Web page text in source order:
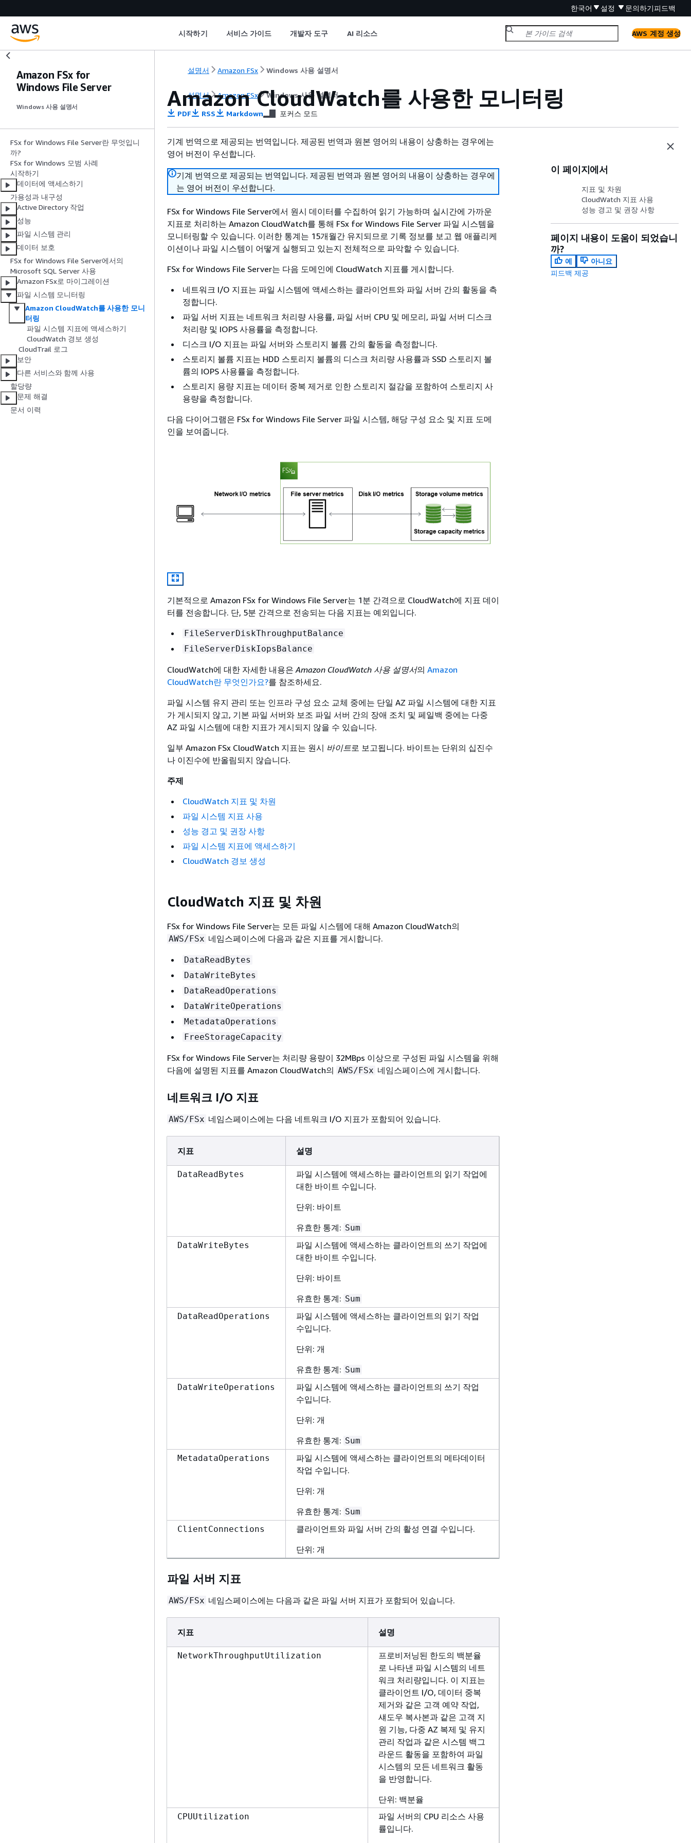
한국어 설정 문의하기피드백
시작하기 서비스 가이드 개발자 도구 AI 리소스 AWS 계정 생성
Amazon FSx for
Windows File Server
Windows 사용 설명서
FSx for Windows File Server란 무엇입니
까?
FSx for Windows 모범 사례
시작하기
데이터에 액세스하기
가용성과 내구성
Active Directory 작업
성능
파일 시스템 관리
데이터 보호
FSx for Windows File Server에서의
Microsoft SQL Server 사용
Amazon FSx로 마이그레이션
파일 시스템 모니터링
Amazon CloudWatch를 사용한 모니
터링
파일 시스템 지표에 액세스하기
CloudWatch 경보 생성
CloudTrail 로그
보안
다른 서비스와 함께 사용
할당량
문제 해결
문서 이력
설명서 Amazon FSx Windows 사용 설명서
설명서 Amazon FSx Windows 사용 설명서
Amazon CloudWatch를 사용한 모니터링
PDF RSS Markdown 포커스 모드
기계 번역으로 제공되는 번역입니다. 제공된 번역과 원본 영어의 내용이 상충하는 경우에는
영어 버전이 우선합니다.
기계 번역으로 제공되는 번역입니다. 제공된 번역과 원본 영어의 내용이 상충하는 경우에
는 영어 버전이 우선합니다.
FSx for Windows File Server에서 원시 데이터를 수집하여 읽기 가능하며 실시간에 가까운
지표로 처리하는 Amazon CloudWatch를 통해 FSx for Windows File Server 파일 시스템을
모니터링할 수 있습니다. 이러한 통계는 15개월간 유지되므로 기록 정보를 보고 웹 애플리케
이션이나 파일 시스템이 어떻게 실행되고 있는지 전체적으로 파악할 수 있습니다.
FSx for Windows File Server는 다음 도메인에 CloudWatch 지표를 게시합니다.
네트워크 I/O 지표는 파일 시스템에 액세스하는 클라이언트와 파일 서버 간의 활동을 측
정합니다.
파일 서버 지표는 네트워크 처리량 사용률, 파일 서버 CPU 및 메모리, 파일 서버 디스크
처리량 및 IOPS 사용률을 측정합니다.
디스크 I/O 지표는 파일 서버와 스토리지 볼륨 간의 활동을 측정합니다.
스토리지 볼륨 지표는 HDD 스토리지 볼륨의 디스크 처리량 사용률과 SSD 스토리지 볼
륨의 IOPS 사용률을 측정합니다.
스토리지 용량 지표는 데이터 중복 제거로 인한 스토리지 절감을 포함하여 스토리지 사
용량을 측정합니다.
다음 다이어그램은 FSx for Windows File Server 파일 시스템, 해당 구성 요소 및 지표 도메
인을 보여줍니다.
기본적으로 Amazon FSx for Windows File Server는 1분 간격으로 CloudWatch에 지표 데이
터를 전송합니다. 단, 5분 간격으로 전송되는 다음 지표는 예외입니다.
FileServerDiskThroughputBalance
FileServerDiskIopsBalance
CloudWatch에 대한 자세한 내용은Amazon CloudWatch 사용 설명서의 Amazon
CloudWatch란 무엇인가요?를 참조하세요.
파일 시스템 유지 관리 또는 인프라 구성 요소 교체 중에는 단일 AZ 파일 시스템에 대한 지표
가 게시되지 않고, 기본 파일 서버와 보조 파일 서버 간의 장애 조치 및 페일백 중에는 다중
AZ 파일 시스템에 대한 지표가 게시되지 않을 수 있습니다.
일부 Amazon FSx CloudWatch 지표는 원시 바이트로 보고됩니다. 바이트는 단위의 십진수
나 이진수에 반올림되지 않습니다.
주제
CloudWatch 지표 및 차원
파일 시스템 지표 사용
성능 경고 및 권장 사항
파일 시스템 지표에 액세스하기
CloudWatch 경보 생성
CloudWatch 지표 및 차원
FSx for Windows File Server는 모든 파일 시스템에 대해 Amazon CloudWatch의
AWS/FSx 네임스페이스에 다음과 같은 지표를 게시합니다.
DataReadBytes
DataWriteBytes
DataReadOperations
DataWriteOperations
MetadataOperations
FreeStorageCapacity
FSx for Windows File Server는 처리량 용량이 32MBps 이상으로 구성된 파일 시스템을 위해
다음에 설명된 지표를 Amazon CloudWatch의 AWS/FSx 네임스페이스에 게시합니다.
네트워크 I/O 지표
AWS/FSx 네임스페이스에는 다음 네트워크 I/O 지표가 포함되어 있습니다.
지표 설명
DataReadBytes
파일 시스템에 액세스하는 클라이언트의 읽기 작업에
대한 바이트 수입니다.
단위: 바이트
유효한 통계: Sum
DataWriteBytes
파일 시스템에 액세스하는 클라이언트의 쓰기 작업에
대한 바이트 수입니다.
단위: 바이트
유효한 통계: Sum
DataReadOperations
파일 시스템에 액세스하는 클라이언트의 읽기 작업
수입니다.
단위: 개
유효한 통계: Sum
DataWriteOperations
파일 시스템에 액세스하는 클라이언트의 쓰기 작업
수입니다.
단위: 개
유효한 통계: Sum
MetadataOperations
파일 시스템에 액세스하는 클라이언트의 메타데이터
작업 수입니다.
단위: 개
유효한 통계: Sum
ClientConnections
클라이언트와 파일 서버 간의 활성 연결 수입니다.
단위: 개
파일 서버 지표
AWS/FSx 네임스페이스에는 다음과 같은 파일 서버 지표가 포함되어 있습니다.
지표 설명
NetworkThroughputUtilization
프로비저닝된 한도의 백분율
로 나타낸 파일 시스템의 네트
워크 처리량입니다. 이 지표는
클라이언트 I/O, 데이터 중복
제거와 같은 고객 예약 작업,
섀도우 복사본과 같은 고객 지
원 기능, 다중 AZ 복제 및 유지
관리 작업과 같은 시스템 백그
라운드 활동을 포함하여 파일
시스템의 모든 네트워크 활동
을 반영합니다.
단위: 백분율
CPUUtilization
파일 서버의 CPU 리소스 사용
률입니다.
이 페이지에서
지표 및 차원
CloudWatch 지표 사용
성능 경고 및 권장 사항
페이지 내용이 도움이 되었습니
까?
예
아니요
피드백 제공